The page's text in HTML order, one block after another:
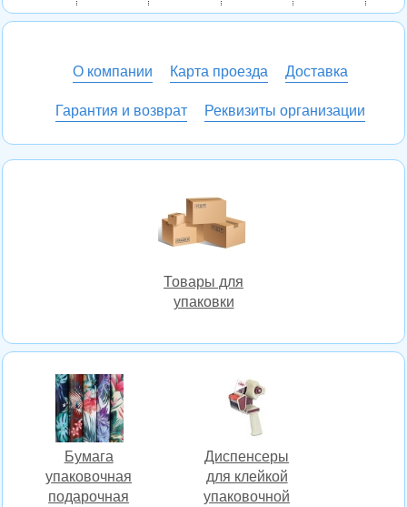
Товары для
упаковки
Бумага
упаковочная
подарочная
Диспенсеры
для клейкой
упаковочной
О компании Карта проезда Доставка
Гарантия и возврат Реквизиты организации